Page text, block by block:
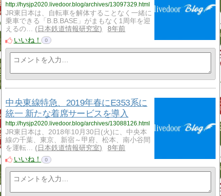
http://hysjp2020.livedoor.blog/archives/13097329.html
JR東日本は、自転車を解体することなく一緒に
乗車できる「B.B.BASE」がまもなく1周年を迎
えるの…
日本鉄道情報研究室
8年前
いいね！
0
中央東線特急、2019年春にE353系に
統一 新たな着席サービスを導入
http://hysjp2020.livedoor.blog/archives/13088126.html
JR東日本は、2018年10月30日(火)に、中央本
線の千葉、東京、新宿～甲府、松本、南小谷間
を運転…
日本鉄道情報研究室
8年前
いいね！
0